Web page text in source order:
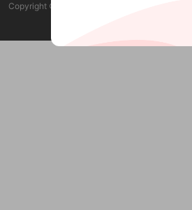
Copyright © 2022-